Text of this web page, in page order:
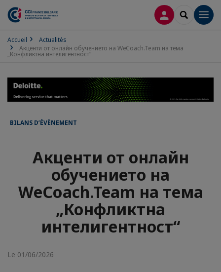
CONNEXION
Accueil
Actualités
Акценти от онлайн обучението на WеCoach.Team на тема
„Конфликтна интелигентност“
BILANS D’ÉVÈNEMENT
Акценти от онлайн
обучението на
WеCoach.Team на тема
„Конфликтна
интелигентност“
Le 01/06/2026